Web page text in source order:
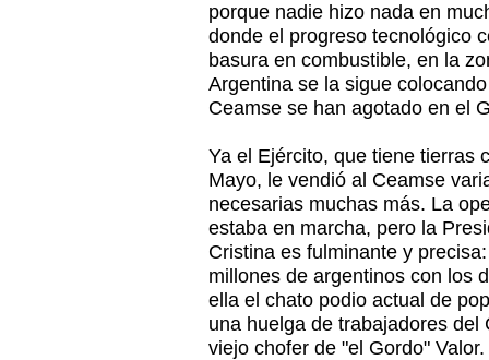
porque nadie hizo nada en
donde el progreso tecnológico
basura en combustible, en la
Argentina se la sigue
Ceamse se han agotado en el
Ya el Ejército, que tiene tierras
Mayo, le vendió al Ceamse
necesarias muchas más. La
estaba en marcha, pero la
Cristina es fulminante y
millones de argentinos con los
ella el chato podio actual de
una huelga de trabajadores del
viejo chofer de "el Gordo"